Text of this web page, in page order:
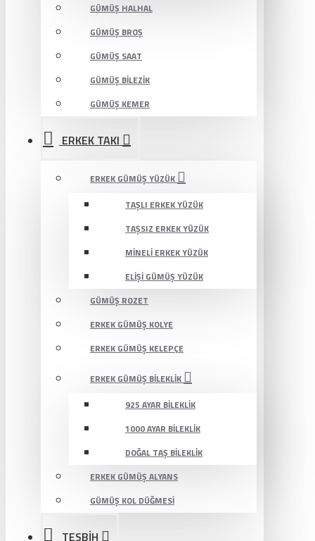
GÜMÜŞ HALHAL
GÜMÜŞ BROŞ
GÜMÜŞ SAAT
GÜMÜŞ BILEZIK
GÜMÜŞ KEMER
ERKEK TAKI
ERKEK GÜMÜŞ YÜZÜK
TAŞLI ERKEK YÜZÜK
TAŞSIZ ERKEK YÜZÜK
MINELI ERKEK YÜZÜK
ELIŞI GÜMÜŞ YÜZÜK
GÜMÜŞ ROZET
ERKEK GÜMÜŞ KOLYE
ERKEK GÜMÜŞ KELEPÇE
ERKEK GÜMÜŞ BILEKLIK
925 AYAR BILEKLIK
1000 AYAR BILEKLIK
DOĞAL TAŞ BILEKLIK
ERKEK GÜMÜŞ ALYANS
GÜMÜŞ KOL DÜĞMESI
TESBİH